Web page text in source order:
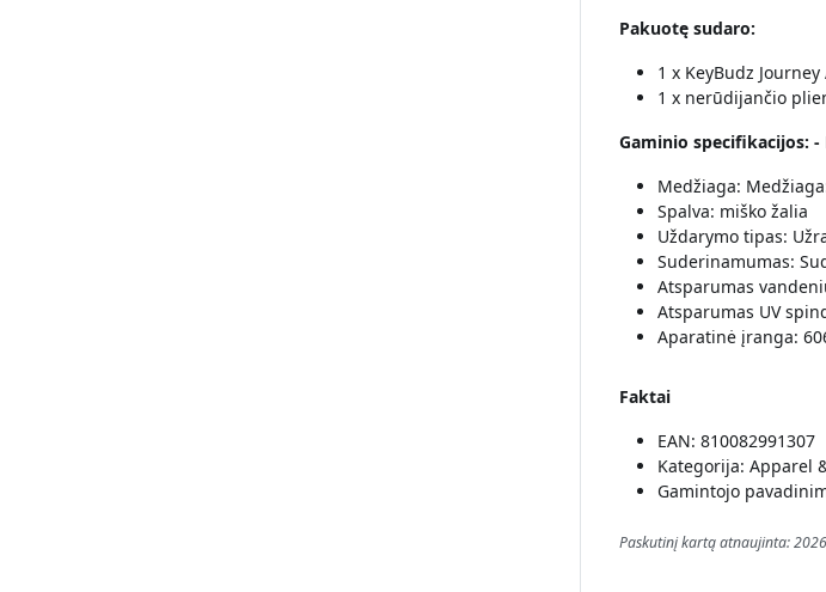
Pakuotę sudaro:
1 x KeyBudz
1 x nerūdijančio
Gaminio specifikacijos:
Medžiaga:
Spalva: miško žalia
Uždarymo tipas:
Suderinamumas:
Atsparumas
Atsparumas UV
Aparatinė įranga:
Faktai
EAN: 810082991307
Kategorija: Apparel
Gamintojo
Paskutinį kartą atnaujinta: